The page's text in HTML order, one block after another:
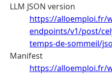
LLM JSON version
https://alloemploi.fr/
endpoints/v1/post/
temps-de-sommeil/
Manifest
https://alloemploi.fr/